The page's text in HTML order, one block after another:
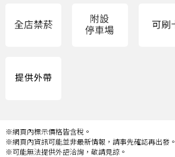
※網頁內標示價格皆含稅。
※網頁內資訊可能並非最新情報，請事先確認再出發。
※可能無法提供外語洽詢，敬請見諒。